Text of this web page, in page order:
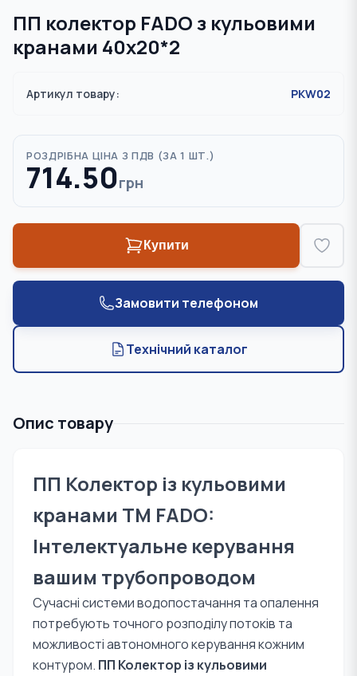
ПП колектор FADO з кульовими
кранами 40х20*2
Артикул товару: PKW02
РОЗДРІБНА ЦІНА З ПДВ (ЗА 1 ШТ.)
714.50грн
Купити
Замовити телефоном
Технічний каталог
Опис товару
ПП Колектор із кульовими
кранами TM FADO:
Інтелектуальне керування
вашим трубопроводом
Сучасні системи водопостачання та опалення
потребують точного розподілу потоків та
можливості автономного керування кожним
контуром. ПП Колектор із кульовими